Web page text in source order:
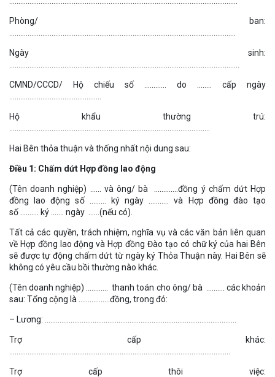
Phòng/ ban:
Ngày sinh:
CMND/CCCD/ Hộ chiếu số ………… do …….. cấp ngày
Hộ khẩu thường trú:
Hai Bên thỏa thuận và thống nhất nội dung sau:
Điều 1: Chấm dứt Hợp đồng lao động
(Tên doanh nghiệp) …… và ông/ bà ………….đồng ý chấm dứt Hợp
đồng lao động số ……… ký ngày ……….. và Hợp đồng đào tạo
số ………. ký ……. ngày ……(nếu có).
Tất cả các quyền, trách nhiệm, nghĩa vụ và các văn bản liên quan
về Hợp đồng lao động và Hợp đồng Đào tạo có chữ ký của hai Bên
sẽ được tự động chấm dứt từ ngày ký Thỏa Thuận này. Hai Bên sẽ
không có yêu cầu bồi thường nào khác.
(Tên doanh nghiệp) ………… thanh toán cho ông/ bà ………. các khoản
sau: Tổng cộng là ……………..đồng, trong đó:
– Lương: …………………………………………………………………………………………..
Trợ cấp khác:
Trợ cấp thôi việc: